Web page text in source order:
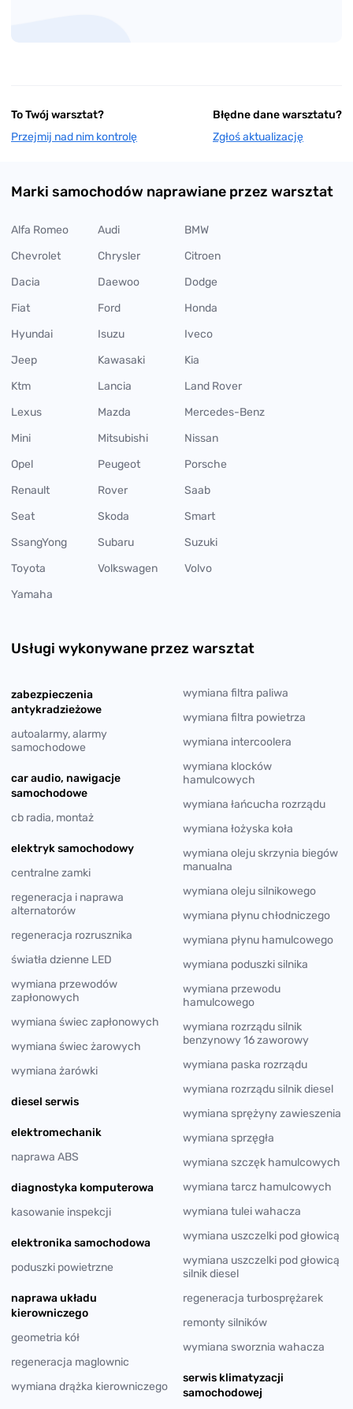
To Twój warsztat?
Przejmij nad nim kontrolę
Błędne dane warsztatu?
Zgłoś aktualizację
Marki samochodów naprawiane przez warsztat
Alfa Romeo Audi
BMW
Chevrolet
Chrysler
Citroen
Dacia
Daewoo
Dodge
Fiat
Ford
Honda
Hyundai
Isuzu
Iveco
Jeep
Kawasaki
Kia
Ktm
Lancia
Land Rover
Lexus
Mazda
Mercedes-Benz
Mini
Mitsubishi
Nissan
Opel
Peugeot
Porsche
Renault
Rover
Saab
Seat
Skoda
Smart
SsangYong
Subaru
Suzuki
Toyota
Volkswagen
Volvo
Yamaha
Usługi wykonywane przez warsztat
zabezpieczenia
antykradzieżowe
autoalarmy, alarmy
samochodowe
car audio, nawigacje
samochodowe
cb radia, montaż
elektryk samochodowy
centralne zamki
regeneracja i naprawa
alternatorów
regeneracja rozrusznika
światła dzienne LED
wymiana przewodów
zapłonowych
wymiana świec zapłonowych
wymiana świec żarowych
wymiana żarówki
diesel serwis
elektromechanik
naprawa ABS
diagnostyka komputerowa
kasowanie inspekcji
elektronika samochodowa
poduszki powietrzne
naprawa układu
kierowniczego
geometria kół
regeneracja maglownic
wymiana drążka kierowniczego
wymiana filtra paliwa
wymiana filtra powietrza
wymiana intercoolera
wymiana klocków
hamulcowych
wymiana łańcucha rozrządu
wymiana łożyska koła
wymiana oleju skrzynia biegów
manualna
wymiana oleju silnikowego
wymiana płynu chłodniczego
wymiana płynu hamulcowego
wymiana poduszki silnika
wymiana przewodu
hamulcowego
wymiana rozrządu silnik
benzynowy 16 zaworowy
wymiana paska rozrządu
wymiana rozrządu silnik diesel
wymiana sprężyny zawieszenia
wymiana sprzęgła
wymiana szczęk hamulcowych
wymiana tarcz hamulcowych
wymiana tulei wahacza
wymiana uszczelki pod głowicą
wymiana uszczelki pod głowicą
silnik diesel
regeneracja turbosprężarek
remonty silników
wymiana sworznia wahacza
serwis klimatyzacji
samochodowej